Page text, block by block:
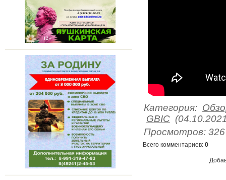
Категория:
GBIC
Просмотров: 326
Всего комментариев: 0